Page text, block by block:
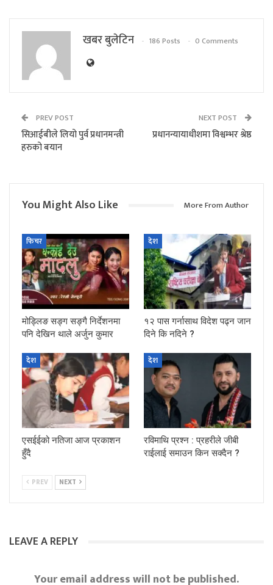
खबर बुलेटिन 186 Posts 0 Comments
PREV POST
सिआईबीले लियो पुर्व प्रधानमन्त्री
हरुको बयान
NEXT POST
प्रधानन्यायाधीशमा विश्वम्भर श्रेष्ठ
You Might Also Like More From Author
फिचर
मोड्लिङ सङ्ग सङ्गै निर्देशनमा
पनि देखिन थाले अर्जुन कुमार
देश
१२ पास गर्नासाथ विदेश पढ्न जान
दिने कि नदिने ?
देश
एसईईको नतिजा आज प्रकाशन
हुँदै
देश
रविमाथि प्रश्न : प्रहरीले जीबी
राईलाई समाउन किन सक्दैन ?
PREV NEXT
LEAVE A REPLY
Your email address will not be published.